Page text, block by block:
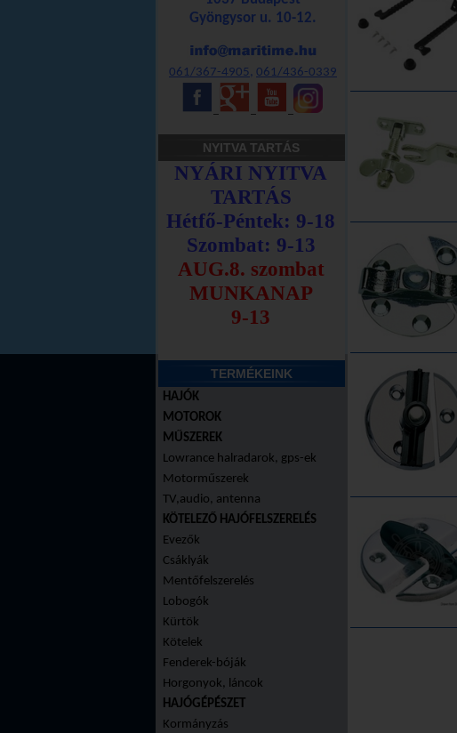
Gyöngysor u. 10-12.
061/367-4905, 061/436-0339
NYITVA TARTÁS
TERMÉKEINK
HAJÓK
MOTOROK
MŰSZEREK
Lowrance halradarok, gps-ek
Motorműszerek
TV,audio, antenna
KÖTELEZŐ HAJÓFELSZERELÉS
Evezők
Csáklyák
Mentőfelszerelés
Lobogók
Kürtök
Kötelek
Fenderek-bóják
Horgonyok, láncok
HAJÓGÉPÉSZET
Kormányzás